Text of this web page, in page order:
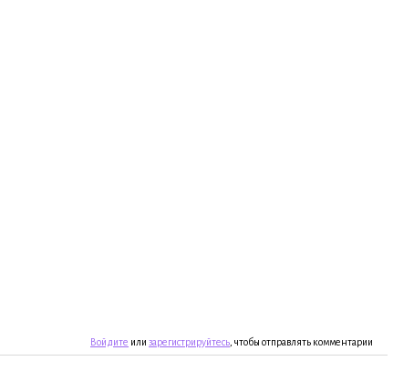
Войдите или зарегистрируйтесь , чтобы отправлять комментарии